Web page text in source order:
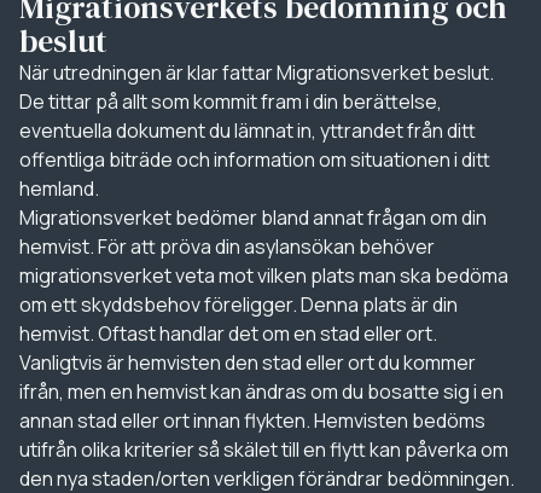
beslut
När utredningen är klar fattar Migrationsverket beslut.
De tittar på allt som kommit fram i din berättelse,
eventuella dokument du lämnat in, yttrandet från ditt
offentliga biträde och information om situationen i ditt
hemland.
Migrationsverket bedömer bland annat frågan om din
hemvist. För att pröva din asylansökan behöver
migrationsverket veta mot vilken plats man ska bedöma
om ett skyddsbehov föreligger. Denna plats är din
hemvist. Oftast handlar det om en stad eller ort.
Vanligtvis är hemvisten den stad eller ort du kommer
ifrån, men en hemvist kan ändras om du bosatte sig i en
annan stad eller ort innan flykten. Hemvisten bedöms
utifrån olika kriterier så skälet till en flytt kan påverka om
den nya staden/orten verkligen förändrar bedömningen.